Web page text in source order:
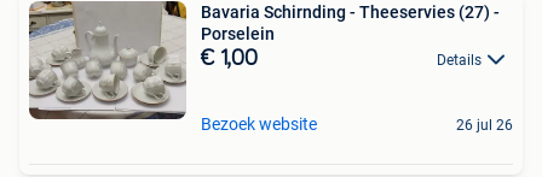
Bavaria Schirnding - Theeservies (27) -
Porselein
€ 1,00 Details
Bezoek website 26 jul 26